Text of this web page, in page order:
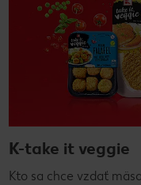
K-take it veggie
Kto sa chce vzdať